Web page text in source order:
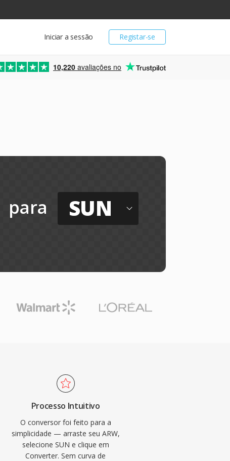
Registar-se
Iniciar a sessão
10,220 avaliações no
para SUN
Processo Intuitivo
O conversor foi feito para a
simplicidade — arraste seu ARW,
selecione SUN e clique em
Converter. Sem curva de